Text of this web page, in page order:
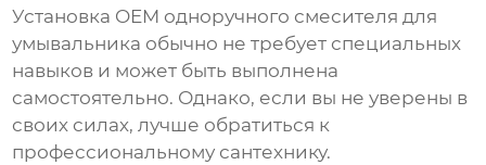
Установка OEM одноручного смесителя для
умывальника обычно не требует специальных
навыков и может быть выполнена
самостоятельно. Однако, если вы не уверены в
своих силах, лучше обратиться к
профессиональному сантехнику.